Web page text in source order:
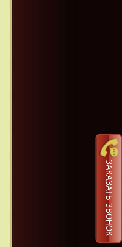
ЗАКАЗАТЬ ЗВОНОК